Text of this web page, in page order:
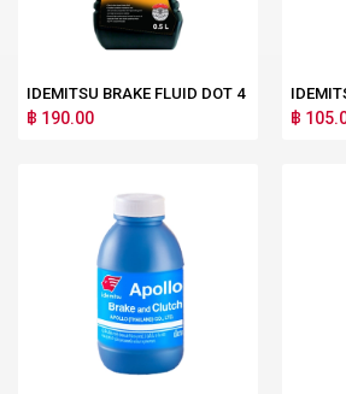
IDEMITSU BRAKE FLUID DOT 4
฿ 190.00 ฿